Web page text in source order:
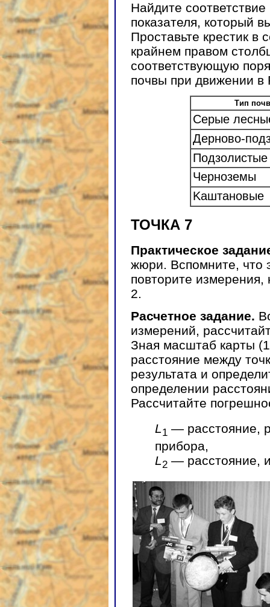
Найдите
показателя, который
Проставьте крестик
крайнем правом
соответствующую
почвы при движении в
Тип
Серые
Дерново-
Подзолистые
Черноземы
Kаштановые
ТОЧКА 7
Практическое
жюри. Вспомните, что
повторите
2.
Расчетное задание.
измерений,
Зная масштаб карты
расстояние между
результата и
определении
Рассчитайте
L1 — расстояние,
прибора,
L2 — расстояние,